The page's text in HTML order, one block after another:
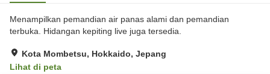
Menampilkan pemandian air panas alami dan pemandian
terbuka. Hidangan kepiting live juga tersedia.
Kota Mombetsu, Hokkaido, Jepang
Lihat di peta